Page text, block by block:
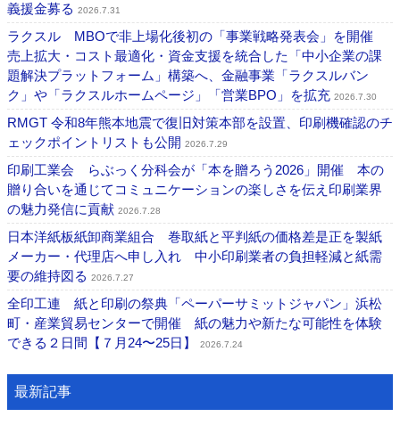
義援金募る 2026.7.31
ラクスル MBOで非上場化後初の「事業戦略発表会」を開催
売上拡大・コスト最適化・資金支援を統合した「中小企業の課
題解決プラットフォーム」構築へ、金融事業「ラクスルバン
ク」や「ラクスルホームページ」「営業BPO」を拡充 2026.7.30
RMGT 令和8年熊本地震で復旧対策本部を設置、印刷機確認のチ
ェックポイントリストも公開 2026.7.29
印刷工業会 らぶっく分科会が「本を贈ろう2026」開催 本の
贈り合いを通じてコミュニケーションの楽しさを伝え印刷業界
の魅力発信に貢献 2026.7.28
日本洋紙板紙卸商業組合 巻取紙と平判紙の価格差是正を製紙
メーカー・代理店へ申し入れ 中小印刷業者の負担軽減と紙需
要の維持図る 2026.7.27
全印工連 紙と印刷の祭典「ペーパーサミットジャパン」浜松
町・産業貿易センターで開催 紙の魅力や新たな可能性を体験
できる２日間【７月24〜25日】
2026.7.24
最新記事